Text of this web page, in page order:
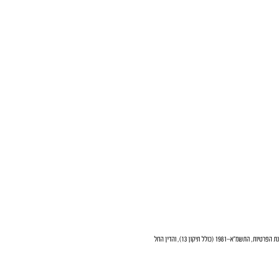
מדיניות פרטיות זו נועדה להבהיר כיצד נאסף, נשמר ומשמש המידע האישי הנמסר באמצעות האתר, בהתאם להוראות חוק הגנת הפרטיות, התשמ"א–1981 (כולל תיקון 13), והדין החל